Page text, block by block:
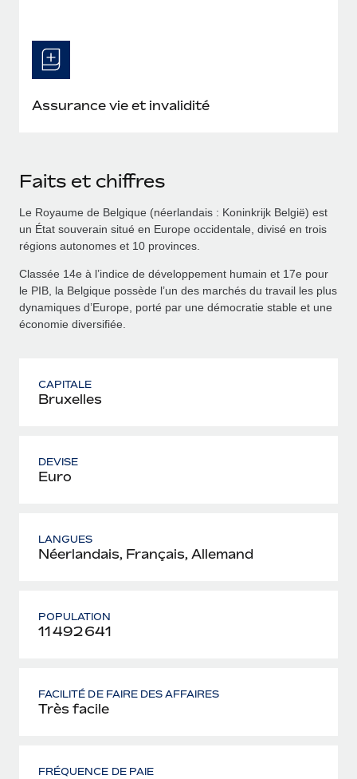
Assurance vie et invalidité
Faits et chiffres
Le Royaume de Belgique (néerlandais : Koninkrijk België) est
un État souverain situé en Europe occidentale, divisé en trois
régions autonomes et 10 provinces.
Classée 14e à l’indice de développement humain et 17e pour
le PIB, la Belgique possède l’un des marchés du travail les plus
dynamiques d’Europe, porté par une démocratie stable et une
économie diversifiée.
CAPITALE
Bruxelles
DEVISE
Euro
LANGUES
Néerlandais, Français, Allemand
POPULATION
11 492 641
FACILITÉ DE FAIRE DES AFFAIRES
Très facile
FRÉQUENCE DE PAIE